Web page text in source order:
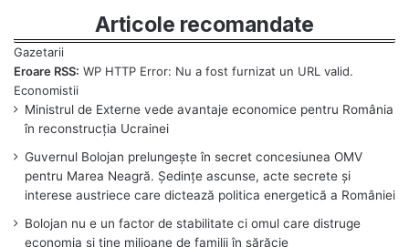
Articole recomandate
Eroare RSS: WP HTTP Error: Nu a fost furnizat un URL valid.
Ministrul de Externe vede avantaje economice pentru România
în reconstrucția Ucrainei
Guvernul Bolojan prelungește în secret concesiunea OMV
pentru Marea Neagră. Ședințe ascunse, acte secrete și
interese austriece care dictează politica energetică a României
Bolojan nu e un factor de stabilitate ci omul care distruge
economia și ține milioane de familii în sărăcie